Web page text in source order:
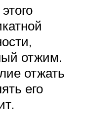
отжим.
отжать
его